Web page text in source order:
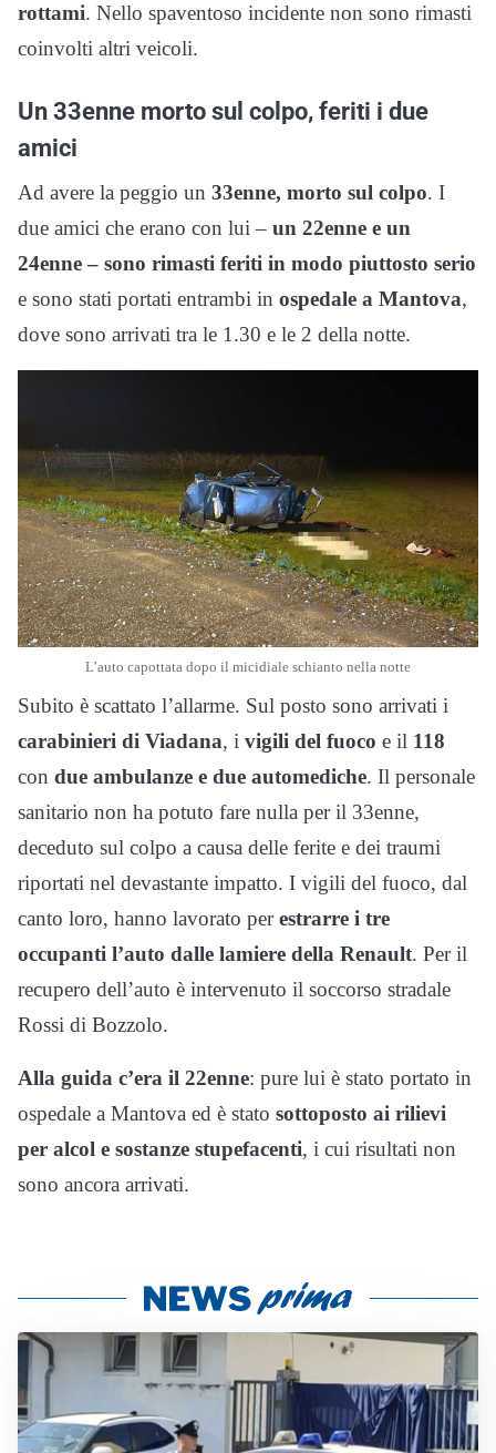
rottami. Nello spaventoso incidente non sono rimasti
coinvolti altri veicoli.
Un 33enne morto sul colpo, feriti i due
amici
Ad avere la peggio un 33enne, morto sul colpo. I
due amici che erano con lui – un 22enne e un
24enne – sono rimasti feriti in modo piuttosto serio
e sono stati portati entrambi in ospedale a Mantova,
dove sono arrivati tra le 1.30 e le 2 della notte.
L’auto capottata dopo il micidiale schianto nella notte
Subito è scattato l’allarme. Sul posto sono arrivati i
carabinieri di Viadana, i vigili del fuoco e il 118
con due ambulanze e due automediche. Il personale
sanitario non ha potuto fare nulla per il 33enne,
deceduto sul colpo a causa delle ferite e dei traumi
riportati nel devastante impatto. I vigili del fuoco, dal
canto loro, hanno lavorato perestrarre i tre
occupanti l’auto dalle lamiere della Renault. Per il
recupero dell’auto è intervenuto il soccorso stradale
Rossi di Bozzolo.
Alla guida c’era il 22enne: pure lui è stato portato in
ospedale a Mantova ed è stato sottoposto ai rilievi
per alcol e sostanze stupefacenti, i cui risultati non
sono ancora arrivati.